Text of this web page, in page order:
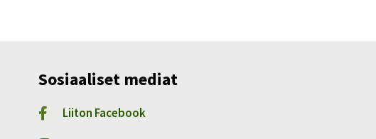
Sosiaaliset mediat
Liiton Facebook